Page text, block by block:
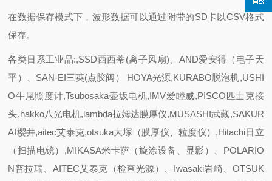
在数据保存模式下，波形数据可以通过附带的SD卡以CSV格式
保存。
各类日系工业品:,SSD西西蒂(离子风扇)、AND爱安得（电子天
平）、SAN-EI三英(点胶阀） HOYA光源,KURABO脱泡机,USHI
O牛尾照度计,Tsubosaka壶坂电机,IMV爱睦威,PISCO匹士克接
头,hakko八光电机,lambda拉姆达膜厚仪,MUSASHI武藏,SAKUR
AI樱井,aitec艾泰克,otsuka大塚（膜厚仪、粒度仪）,Hitachi日立
（扫描电镜）,MIKASA米卡萨（旋涂设备、显影）、POLARIO
N普拉瑞、AITEC艾泰克（检查光源）、Iwasaki岩崎、OTSUK